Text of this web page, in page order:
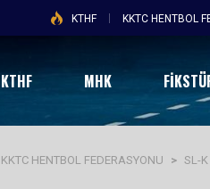
KTHF KKTC HENTBOL
KTHF MHK
KKTC HENTBOL FEDERASYONU > SL-K